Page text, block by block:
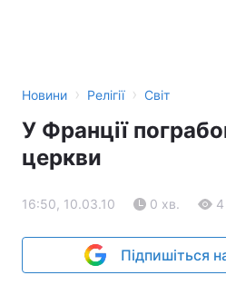
Новини › Релігії › Світ
У Франції
церкви
16:50, 10.03.10 0 хв. 4
Підпишіться